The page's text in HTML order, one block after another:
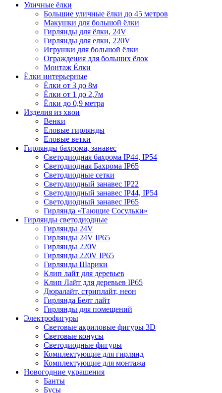
Уличные ёлки
Большие уличные ёлки до 45 метров
Макушки для большой ёлки
Гирлянды для ёлки, 24V
Гирлянды для елки, 220V
Игрушки для большой ёлки
Ограждения для больших ёлок
Монтаж Ёлки
Ёлки интерьерные
Ёлки от 3 до 8м
Ёлки от 1 до 2,7м
Ёлки до 0,9 метра
Изделия из хвои
Венки
Еловые гирлянды
Еловые ветки
Гирлянды бахрома, занавес
Светодиодная бахрома IP44, IP54
Светодиодная Бахрома IP65
Светодиодные сетки
Светодиодный занавес IP22
Светодиодный занавес IP44, IP54
Светодиодный занавес IP65
Гирлянда «Тающие Сосульки»
Гирлянды светодиодные
Гирлянды 24V
Гирлянды 24V IP65
Гирлянды 220V
Гирлянды 220V IP65
Гирлянды Шарики
Клип лайт для деревьев
Клип Лайт для деревьев IP65
Дюралайт, стриплайт, неон
Гирлянда Белт лайт
Гирлянды для помещений
Электрофигуры
Световые акриловые фигуры 3D
Световые конусы
Светодиодные фигуры
Комплектующие для гирлянд
Комплектующие для монтажа
Новогодние украшения
Банты
Бусы